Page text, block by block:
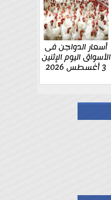
أسعار الدواجن فى
الأسواق اليوم الإثنين
3 أغسطس 2026